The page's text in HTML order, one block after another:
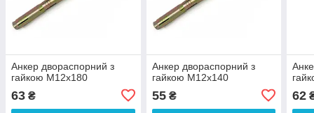
Анкер двораспорний з
гайкою М12х180
63 ₴
Анкер двораспорний з
гайкою М12х140
55₴ 62